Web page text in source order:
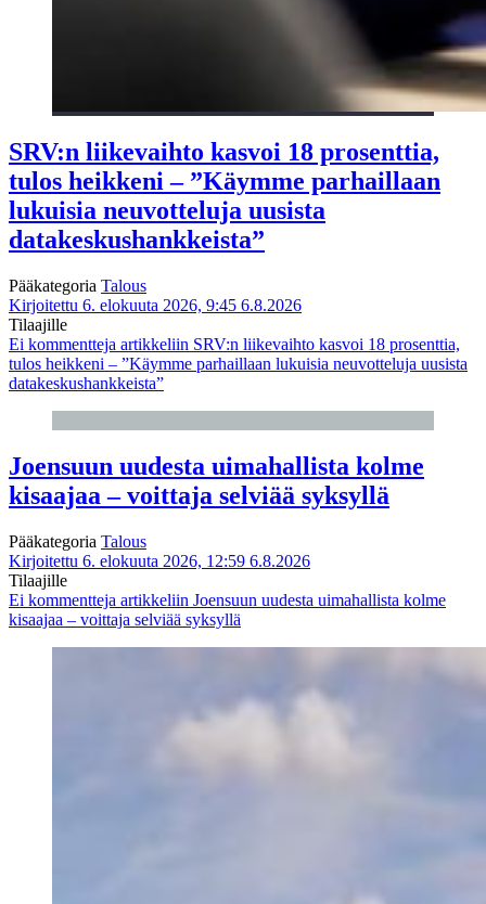
SRV:n liikevaihto kasvoi 18 prosenttia,
tulos heikkeni – ”Käymme parhaillaan
lukuisia neuvotteluja uusista
datakeskushankkeista”
Pääkategoria Talous
Kirjoitettu 6. elokuuta 2026, 9:45 6.8.2026
Tilaajille
Ei kommentteja artikkeliin SRV:n liikevaihto kasvoi 18 prosenttia,
tulos heikkeni – ”Käymme parhaillaan lukuisia neuvotteluja uusista
datakeskushankkeista”
Joensuun uudesta uimahallista kolme
kisaajaa – voittaja selviää syksyllä
Pääkategoria Talous
Kirjoitettu 6. elokuuta 2026, 12:59 6.8.2026
Tilaajille
Ei kommentteja artikkeliin Joensuun uudesta uimahallista kolme
kisaajaa – voittaja selviää syksyllä